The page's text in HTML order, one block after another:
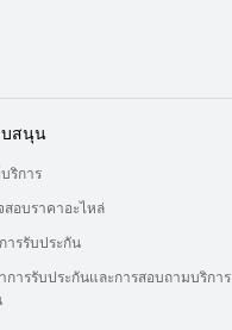
สนุน
ริการ
สอบราคาอะไหล่
ารรับประกัน
าการรับประกันและการสอบถามบริการ